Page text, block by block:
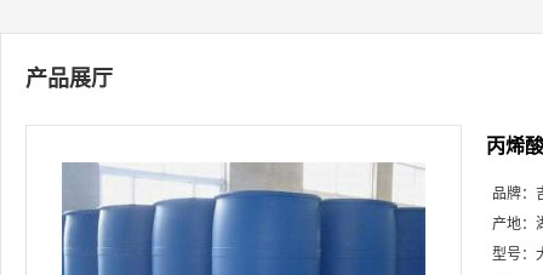
产品展厅
丙烯
品牌：
产地：
型号：